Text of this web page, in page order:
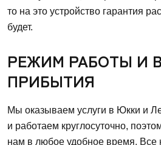
то на это устройство гарантия
будет.
РЕЖИМ РАБОТЫ И
ПРИБЫТИЯ
Мы оказываем услуги в Юкки и
и работаем круглосуточно,
нам в любое удобное время. Все